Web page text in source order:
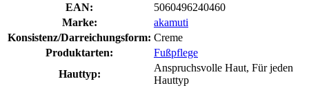
EAN:
5060496240460
Marke:
akamuti
Konsistenz/Darreichungsform: Creme
Produktarten:
Fußpflege
Hauttyp:
Anspruchsvolle Haut, Für jeden
Hauttyp